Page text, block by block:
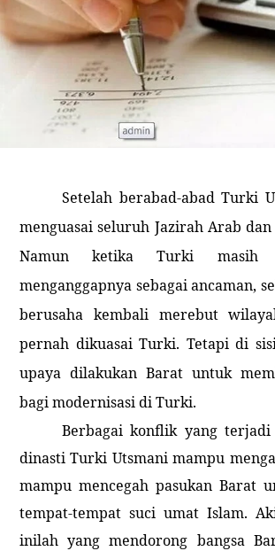
Setelah berabad-abad Turki
menguasai seluruh Jazirah Arab dan
Namun ketika Turki masih
menganggapnya sebagai ancaman,
berusaha kembali merebut
pernah dikuasai Turki. Tetapi di
upaya dilakukan Barat untuk
bagi modernisasi di Turki.
Berbagai konflik yang terjadi
dinasti Turki Utsmani mampu
mampu mencegah pasukan Barat
tempat-tempat suci umat Islam.
inilah yang mendorong bangsa